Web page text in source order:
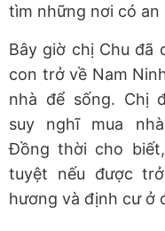
tìm những nơi có an
Bây giờ chị Chu đã
con trở về Nam
nhà để sống. Chị
suy nghĩ mua
Đồng thời cho
tuyệt nếu được
hương và định cư ở